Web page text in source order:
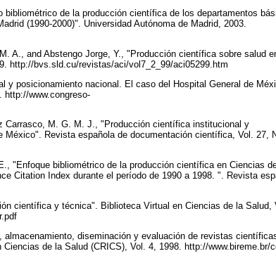
de la producción científica de los departamentos
(1990-2000)". Universidad Autónoma de Madrid, 2003.
A., and Abstengo Jorge, Y., "Producción científica sobre salud
http://bvs.sld.cu/revistas/aci/vol7_2_99/aci05299.htm
posicionamiento nacional. El caso del Hospital General de
http://www.congreso-
Carrasco, M. G. M. J., "Producción científica institucional y
Revista española de documentación científica, Vol. 27,
"Enfoque bibliométrico de la producción científica en Ciencias
Citation Index durante el período de 1990 a 1998. ". Revista
científica y técnica". Biblioteca Virtual en Ciencias de la Salud,
diseminación y evaluación de revistas
de la Salud (CRICS), Vol. 4, 1998. http://www.bireme.br/